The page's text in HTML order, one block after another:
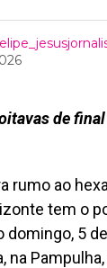
de
rumo ao
tem o
5
na